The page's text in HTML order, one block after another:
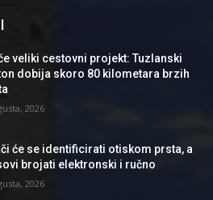
veliki cestovni projekt: Tuzlanski
dobija skoro 80 kilometara brzih
2026
će se identificirati otiskom prsta, a
brojati elektronski i ručno
2026